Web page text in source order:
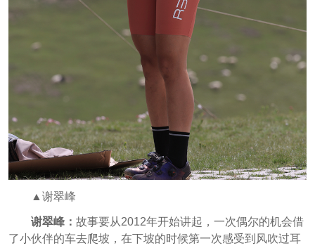
▲谢翠峰
谢翠峰： 故事要从2012年开始讲起，一次偶尔的机会借
了小伙伴的车去爬坡，在下坡的时候第一次感受到风吹过耳